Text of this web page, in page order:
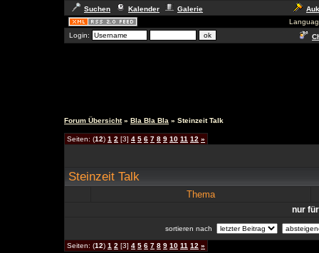
Suchen Kalender Galerie
Login:
Forum Übersicht » Bla Bla Bla » Steinzeit Talk
Seiten: (12) 1 2 [3] 4 5 6 7 8 9 10 11 12 »
Steinzeit Talk
Thema
nur
sortieren nach
Seiten: (12) 1 2 [3] 4 5 6 7 8 9 10 11 12 »